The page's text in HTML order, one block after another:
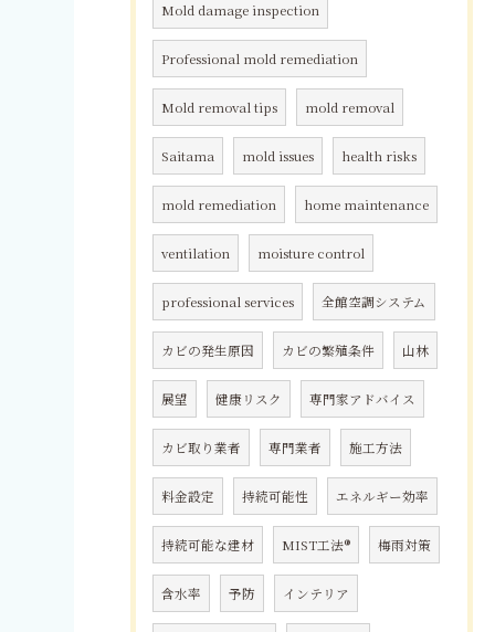
Mold damage inspection
Professional mold remediation
Mold removal tips mold removal
Saitama mold issues health risks
mold remediation home maintenance
ventilation moisture control
professional services 全館空調システム
カビの発生原因 カビの繁殖条件 山林
展望 健康リスク 専門家アドバイス
カビ取り業者 専門業者 施工方法
料金設定 持続可能性 エネルギー効率
持続可能な建材 MIST工法® 梅雨対策
含水率 予防 インテリア